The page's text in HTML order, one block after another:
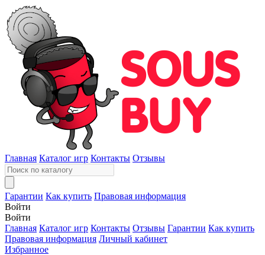
Главная Каталог игр Контакты Отзывы
Гарантии Как купить Правовая информация
Войти
Войти
Главная Каталог игр Контакты Отзывы Гарантии Как купить
Правовая информация Личный кабинет
Избранное